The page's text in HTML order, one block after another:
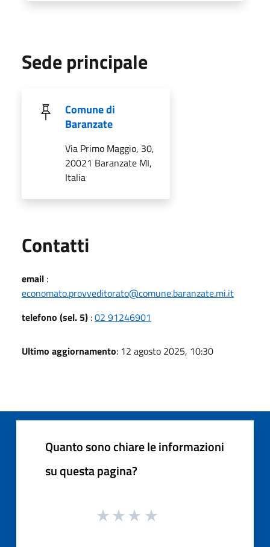
Sede principale
Comune di
Baranzate
Via Primo Maggio, 30,
20021 Baranzate MI,
Italia
Contatti
email :
economato.provveditorato@comune.baranzate.mi.it
telefono (sel. 5) :02 91246901
Ultimo aggiornamento: 12 agosto 2025, 10:30
Quanto sono chiare le informazioni
su questa pagina?